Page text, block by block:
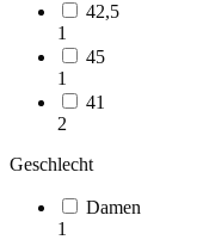
42,5
1
45
1
41
2
Geschlecht
Damen
1